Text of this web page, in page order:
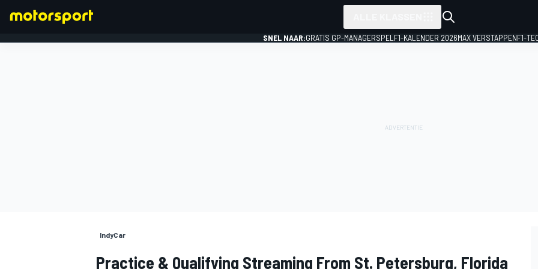
SNEL NAAR:GRATIS GP-MANAGERSPEL F1-KALENDER 2026MAX VERSTAPPENF1-
IndyCar
Practice & Qualifying Streaming From St. Petersburg, Florida